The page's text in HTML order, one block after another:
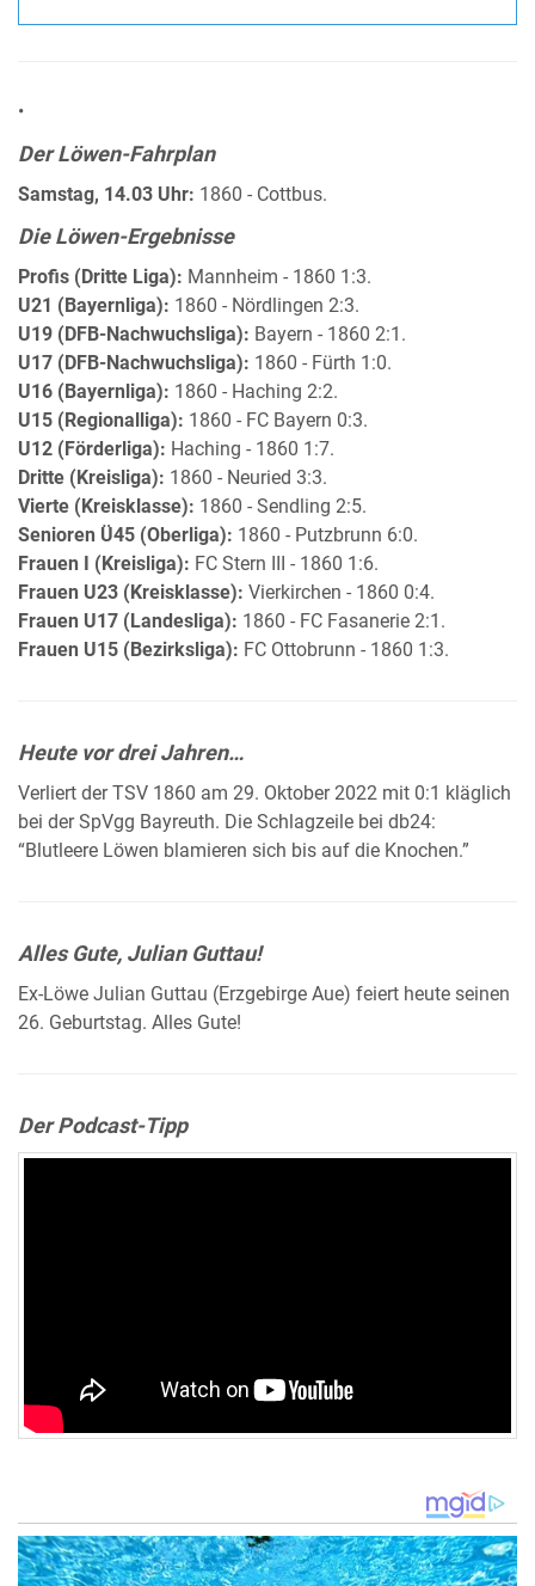
•
Der Löwen-Fahrplan
Samstag, 14.03 Uhr: 1860 - Cottbus.
Die Löwen-Ergebnisse
Profis (Dritte Liga): Mannheim - 1860 1:3.
U21 (Bayernliga): 1860 - Nördlingen 2:3.
U19 (DFB-Nachwuchsliga): Bayern - 1860 2:1.
U17 (DFB-Nachwuchsliga): 1860 - Fürth 1:0.
U16 (Bayernliga): 1860 - Haching 2:2.
U15 (Regionalliga): 1860 - FC Bayern 0:3.
U12 (Förderliga): Haching - 1860 1:7.
Dritte (Kreisliga): 1860 - Neuried 3:3.
Vierte (Kreisklasse): 1860 - Sendling 2:5.
Senioren Ü45 (Oberliga): 1860 - Putzbrunn 6:0.
Frauen I (Kreisliga): FC Stern III - 1860 1:6.
Frauen U23 (Kreisklasse): Vierkirchen - 1860 0:4.
Frauen U17 (Landesliga): 1860 - FC Fasanerie 2:1.
Frauen U15 (Bezirksliga): FC Ottobrunn - 1860 1:3.
Heute vor drei Jahren…
Verliert der TSV 1860 am 29. Oktober 2022 mit 0:1 kläglich
bei der SpVgg Bayreuth. Die Schlagzeile bei db24:
“Blutleere Löwen blamieren sich bis auf die Knochen.”
Alles Gute, Julian Guttau!
Ex-Löwe Julian Guttau (Erzgebirge Aue) feiert heute seinen
26. Geburtstag. Alles Gute!
Der Podcast-Tipp